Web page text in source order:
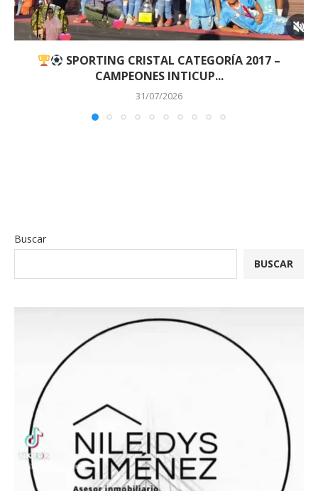
SPORTING CRISTAL CATEGORÍA 2017 –
CAMPEONES INTICUP...
31/07/2026
Buscar
BUSCAR